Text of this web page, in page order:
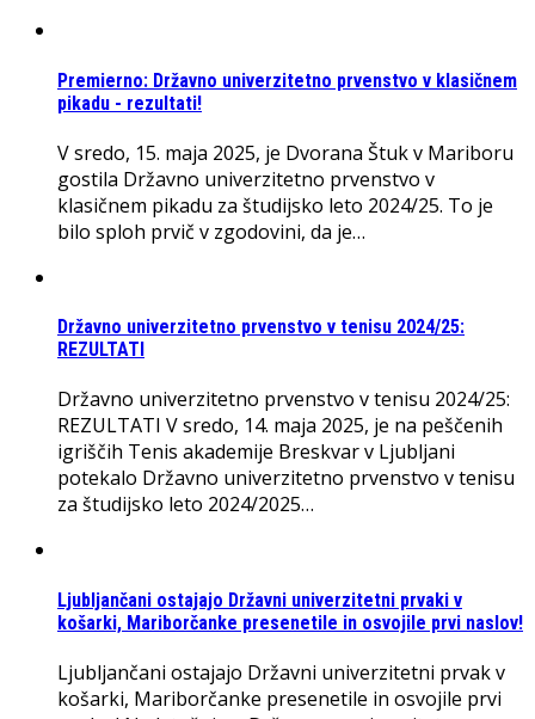
Premierno: Državno univerzitetno prvenstvo v klasičnem
pikadu - rezultati!
V sredo, 15. maja 2025, je Dvorana Štuk v Mariboru
gostila Državno univerzitetno prvenstvo v
klasičnem pikadu za študijsko leto 2024/25. To je
bilo sploh prvič v zgodovini, da je…
Državno univerzitetno prvenstvo v tenisu 2024/25:
REZULTATI
Državno univerzitetno prvenstvo v tenisu 2024/25:
REZULTATI V sredo, 14. maja 2025, je na peščenih
igriščih Tenis akademije Breskvar v Ljubljani
potekalo Državno univerzitetno prvenstvo v tenisu
za študijsko leto 2024/2025…
Ljubljančani ostajajo Državni univerzitetni prvaki v
košarki, Mariborčanke presenetile in osvojile prvi naslov!
Ljubljančani ostajajo Državni univerzitetni prvak v
košarki, Mariborčanke presenetile in osvojile prvi